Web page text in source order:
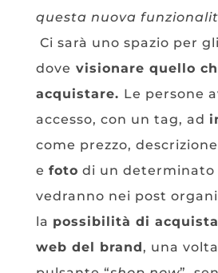
questa nuova
Ci sarà uno spazio per
dove visionare quello
acquistare. Le persone
accesso, con un tag, ad
come prezzo,
e foto di un determinato
vedranno nei post
la possibilità di
web del brand, una